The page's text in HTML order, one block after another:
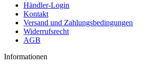
Händler-Login
Kontakt
Versand und Zahlungsbedingungen
Widerrufsrecht
AGB
Informationen